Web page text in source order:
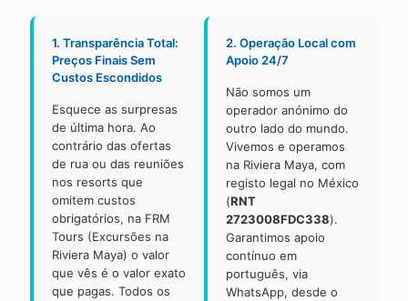
1. Transparência Total:
Preços Finais Sem
Custos Escondidos
Esquece as surpresas
de última hora. Ao
contrário das ofertas
de rua ou das reuniões
nos resorts que
omitem custos
obrigatórios, na FRM
Tours (Excursões na
Riviera Maya) o valor
que vês é o valor exato
que pagas. Todos os
2. Operação Local com
Apoio 24/7
Não somos um
operador anónimo do
outro lado do mundo.
Vivemos e operamos
na Riviera Maya, com
registo legal no México
(RNT
2723008FDC338).
Garantimos apoio
contínuo em
português, via
WhatsApp, desde o